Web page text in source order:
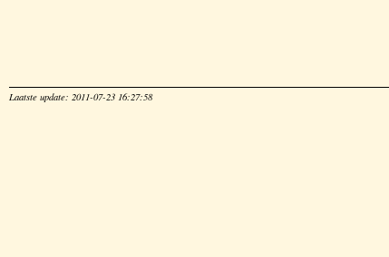
Laatste update: 2011-07-23 16:27:58